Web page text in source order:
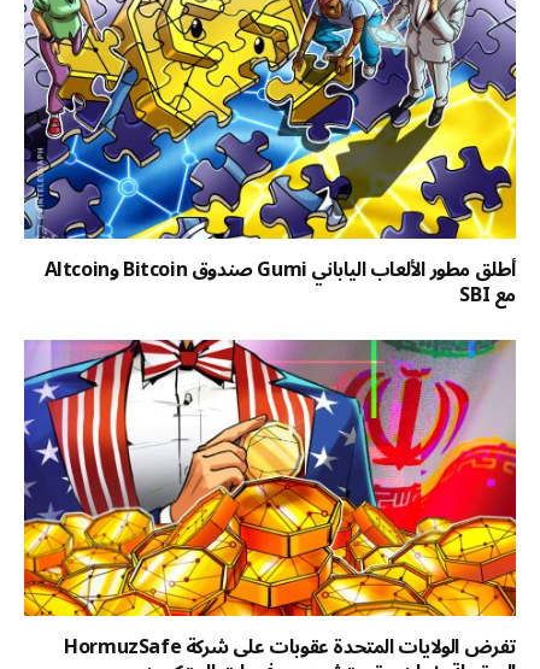
أطلق مطور الألعاب الياباني Gumi صندوق Bitcoin وAltcoin
مع SBI
تفرض الولايات المتحدة عقوبات على شركة HormuzSafe